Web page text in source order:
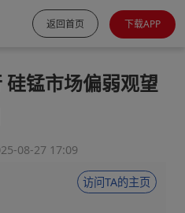
返回首页 下载APP
锰市场偏弱观望
08-27 17:09
访问TA的主页